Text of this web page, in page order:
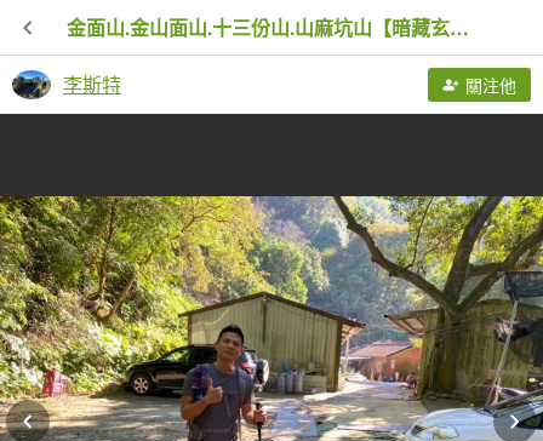
金面山.金山面山.十三份山.山麻坑山【暗藏玄機 不容你小覷的郊山縱走】
李斯特 關注他